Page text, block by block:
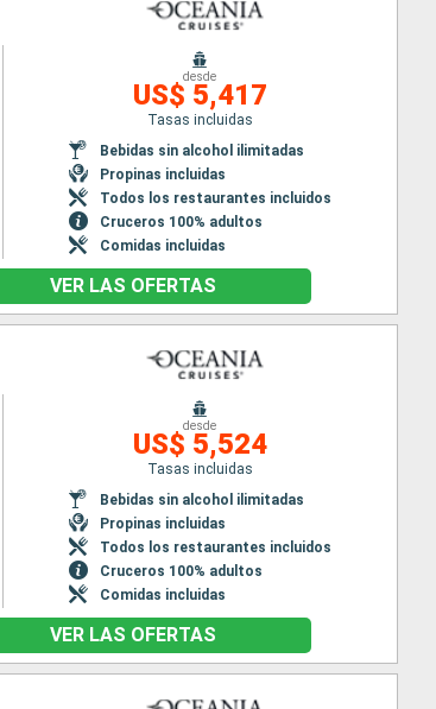
desde
US$ 5,417
Tasas incluidas
Bebidas sin alcohol ilimitadas
Propinas incluidas
Todos los restaurantes incluidos
Cruceros 100% adultos
Comidas incluidas
VER LAS OFERTAS
desde
US$ 5,524
Tasas incluidas
Bebidas sin alcohol ilimitadas
Propinas incluidas
Todos los restaurantes incluidos
Cruceros 100% adultos
Comidas incluidas
VER LAS OFERTAS